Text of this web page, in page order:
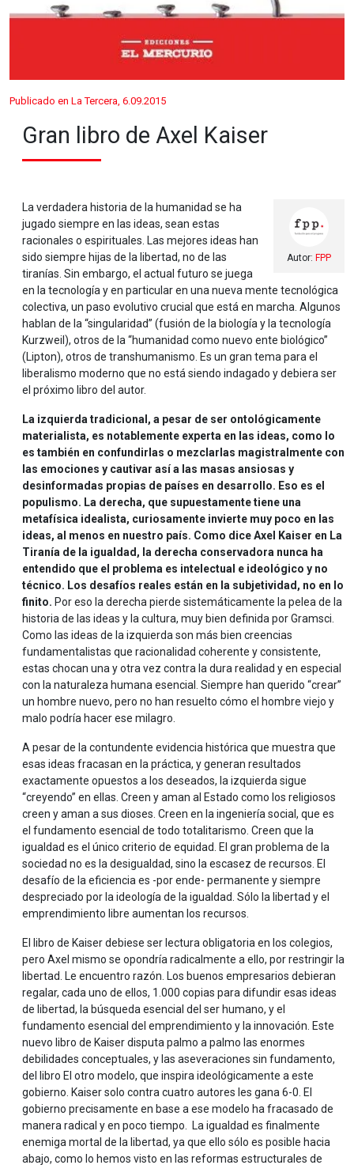
Publicado en La Tercera, 6.09.2015
Gran libro de Axel Kaiser
Autor: FPP
La verdadera historia de la humanidad se ha
jugado siempre en las ideas, sean estas
racionales o espirituales. Las mejores ideas han
sido siempre hijas de la libertad, no de las
tiranías. Sin embargo, el actual futuro se juega
en la tecnología y en particular en una nueva mente tecnológica
colectiva, un paso evolutivo crucial que está en marcha. Algunos
hablan de la “singularidad” (fusión de la biología y la tecnología
Kurzweil), otros de la “humanidad como nuevo ente biológico”
(Lipton), otros de transhumanismo. Es un gran tema para el
liberalismo moderno que no está siendo indagado y debiera ser
el próximo libro del autor.
La izquierda tradicional, a pesar de ser ontológicamente
materialista, es notablemente experta en las ideas, como lo
es también en confundirlas o mezclarlas magistralmente con
las emociones y cautivar así a las masas ansiosas y
desinformadas propias de países en desarrollo. Eso es el
populismo. La derecha, que supuestamente tiene una
metafísica idealista, curiosamente invierte muy poco en las
ideas, al menos en nuestro país. Como dice Axel Kaiser en La
Tiranía de la igualdad, la derecha conservadora nunca ha
entendido que el problema es intelectual e ideológico y no
técnico. Los desafíos reales están en la subjetividad, no en lo
finito. Por eso la derecha pierde sistemáticamente la pelea de la
historia de las ideas y la cultura, muy bien definida por Gramsci.
Como las ideas de la izquierda son más bien creencias
fundamentalistas que racionalidad coherente y consistente,
estas chocan una y otra vez contra la dura realidad y en especial
con la naturaleza humana esencial. Siempre han querido “crear”
un hombre nuevo, pero no han resuelto cómo el hombre viejo y
malo podría hacer ese milagro.
A pesar de la contundente evidencia histórica que muestra que
esas ideas fracasan en la práctica, y generan resultados
exactamente opuestos a los deseados, la izquierda sigue
“creyendo” en ellas. Creen y aman al Estado como los religiosos
creen y aman a sus dioses. Creen en la ingeniería social, que es
el fundamento esencial de todo totalitarismo. Creen que la
igualdad es el único criterio de equidad. El gran problema de la
sociedad no es la desigualdad, sino la escasez de recursos. El
desafío de la eficiencia es -por ende- permanente y siempre
despreciado por la ideología de la igualdad. Sólo la libertad y el
emprendimiento libre aumentan los recursos.
El libro de Kaiser debiese ser lectura obligatoria en los colegios,
pero Axel mismo se opondría radicalmente a ello, por restringir la
libertad. Le encuentro razón. Los buenos empresarios debieran
regalar, cada uno de ellos, 1.000 copias para difundir esas ideas
de libertad, la búsqueda esencial del ser humano, y el
fundamento esencial del emprendimiento y la innovación. Este
nuevo libro de Kaiser disputa palmo a palmo las enormes
debilidades conceptuales, y las aseveraciones sin fundamento,
del libro El otro modelo, que inspira ideológicamente a este
gobierno. Kaiser solo contra cuatro autores les gana 6-0. El
gobierno precisamente en base a ese modelo ha fracasado de
manera radical y en poco tiempo. La igualdad es finalmente
enemiga mortal de la libertad, ya que ello sólo es posible hacia
abajo, como lo hemos visto en las reformas estructurales de